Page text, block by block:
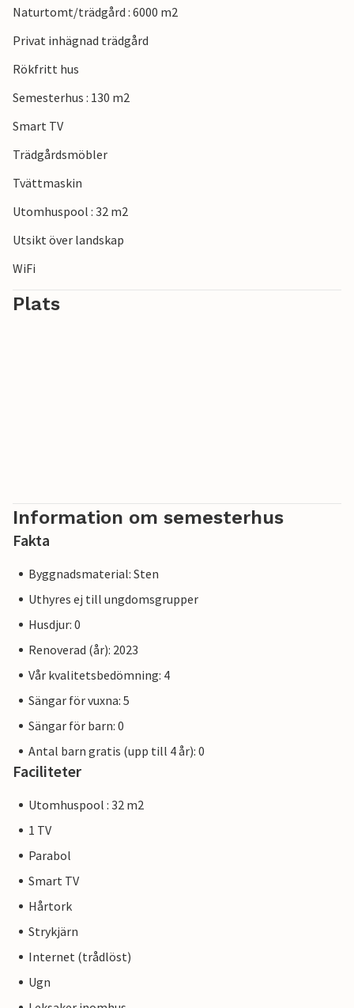
och Pula. Du kan också utforska den romerska amfiteatern
och historiska museer och prova regionala specialiteter på
Naturtomt/trädgård : 6000 m2
Privat inhägnad trädgård
Rökfritt hus
Semesterhus : 130 m2
Smart TV
Trädgårdsmöbler
Tvättmaskin
Utomhuspool : 32 m2
Utsikt över landskap
WiFi
Plats
Information om semesterhus
Fakta
Byggnadsmaterial: Sten
Uthyres ej till ungdomsgrupper
Husdjur: 0
Renoverad (år): 2023
Vår kvalitetsbedömning: 4
Sängar för vuxna: 5
Sängar för barn: 0
Antal barn gratis (upp till 4 år): 0
Faciliteter
Utomhuspool : 32 m2
1 TV
Parabol
Smart TV
Hårtork
Strykjärn
Internet (trådlöst)
Ugn